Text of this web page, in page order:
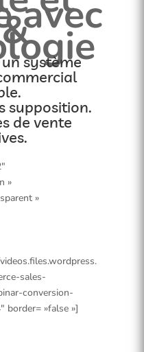
avec
système
supposition.
de vente
»
»
sales-
conversion-
border= »false »]